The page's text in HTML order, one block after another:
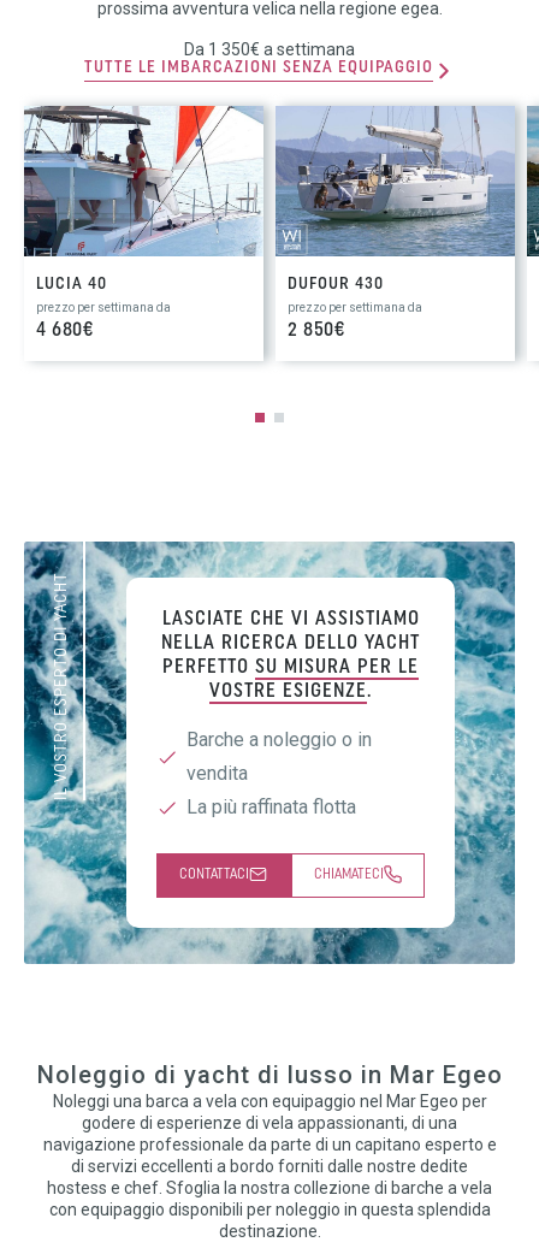
prossima avventura velica nella regione egea.
Da 1 350€ a settimana
TUTTE LE IMBARCAZIONI SENZA EQUIPAGGIO
LUCIA 40
prezzo per settimana da
4 680€
DUFOUR 430
prezzo per settimana da
2 850€
IL VOSTRO ESPERTO DI YACHT
LASCIATE CHE VI ASSISTIAMO
NELLA RICERCA DELLO YACHT
PERFETTO SU MISURA PER LE
VOSTRE ESIGENZE.
Barche a noleggio o in
vendita
La più raffinata flotta
CONTATTACI CHIAMATECI
Noleggio di yacht di lusso in Mar Egeo
Noleggi una barca a vela con equipaggio nel Mar Egeo per
godere di esperienze di vela appassionanti, di una
navigazione professionale da parte di un capitano esperto e
di servizi eccellenti a bordo forniti dalle nostre dedite
hostess e chef. Sfoglia la nostra collezione di barche a vela
con equipaggio disponibili per noleggio in questa splendida
destinazione.